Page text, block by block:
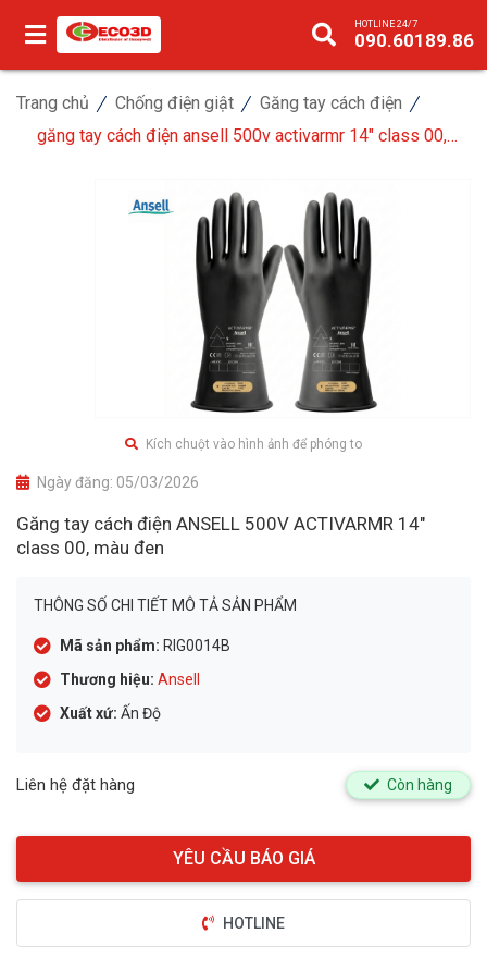
HOTLINE 24/7
090.60189.86
Trang chủ Chống điện giật
Găng tay cách điện
găng tay cách điện ansell 500v activarmr 14" class 00,
Kích chuột vào hình ảnh để phóng to
Ngày đăng: 05/03/2026
Găng tay cách điện ANSELL 500V ACTIVARMR 14"
class 00, màu đen
THÔNG SỐ CHI TIẾT MÔ TẢ SẢN PHẨM
Mã sản phẩm: RIG0014B
Thương hiệu: Ansell
Xuất xứ: Ấn Độ
Liên hệ đặt hàng Còn hàng
HOTLINE